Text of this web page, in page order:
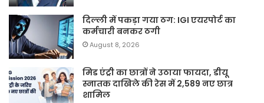
दिल्ली में पकड़ा गया ठग: IGI एयरपोर्ट का
कर्मचारी बनकर ठगी
August 8, 2026
मिड एंट्री का छात्रों ने उठाया फायदा, डीयू
स्नातक दाखिले की रेस में 2,589 नए छात्र
शामिल